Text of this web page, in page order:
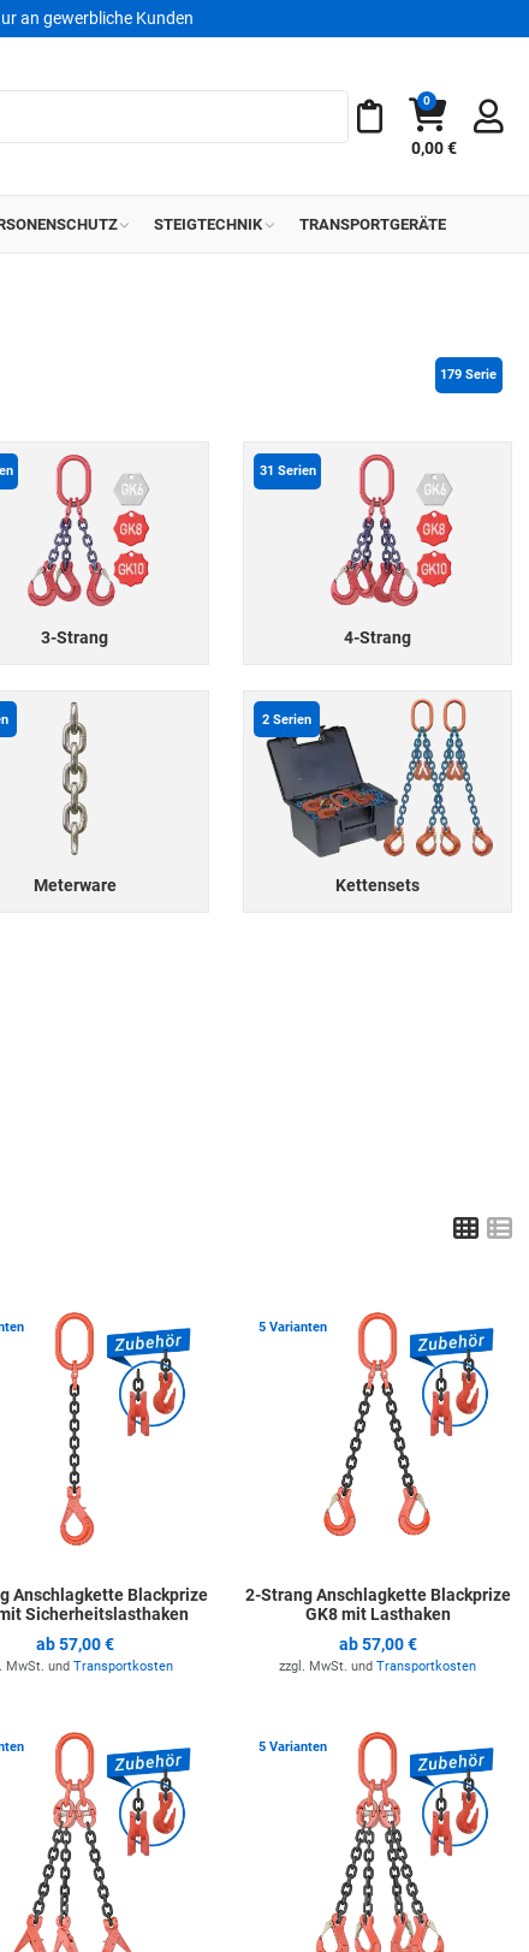
an gewerbliche Kunden
Meine Merkliste
Warenkorb
0
0,00 €
STEIGTECHNIK TRANSPORTGERÄTE
179 Serie
3-Strang
31 Serien
4-Strang
Meterware
2 Serien
Kettensets
Grid
hinzufügen Zur Merkliste hinzufügen
Anschlagkette Blackprize
Sicherheitslasthaken
ab57,00 €
MwSt. und Transportkosten
5 Varianten
2-Strang Anschlagkette Blackprize
GK8 mit Lasthaken
ab57,00 €
zzgl. MwSt. und Transportkosten
hinzufügen Zur Merkliste hinzufügen
5 Varianten